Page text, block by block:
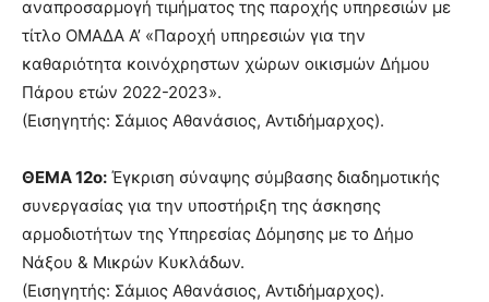
αναπροσαρμογή τιμήματος της παροχής υπηρεσιών με
τίτλο ΟΜΑΔΑ Α’ «Παροχή υπηρεσιών για την
καθαριότητα κοινόχρηστων χώρων οικισμών Δήμου
Πάρου ετών 2022-2023».
(Εισηγητής: Σάμιος Αθανάσιος, Αντιδήμαρχος).
ΘΕΜΑ 12ο: Έγκριση σύναψης σύμβασης διαδημοτικής
συνεργασίας για την υποστήριξη της άσκησης
αρμοδιοτήτων της Υπηρεσίας Δόμησης με το Δήμο
Νάξου & Μικρών Κυκλάδων.
(Εισηγητής: Σάμιος Αθανάσιος, Αντιδήμαρχος).